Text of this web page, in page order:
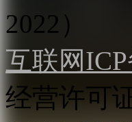
2022）
互联网
经营许可